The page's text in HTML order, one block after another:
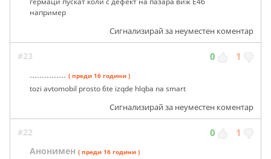
например
Сигнализирай за неуместен коментар
#23 0 1
............... ( преди 16 години )
tozi avtomobil prosto 6te izqde hlqba na smart
Сигнализирай за неуместен коментар
#22 0 1
Анонимен ( преди 16 години )